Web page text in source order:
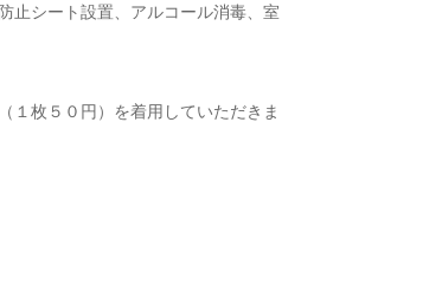
止シート設置、アルコール消毒、室
１枚５０円）を着用していただきま